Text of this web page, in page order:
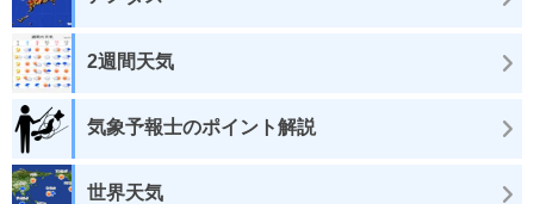
2週間天気
気象予報士のポイント解説
世界天気